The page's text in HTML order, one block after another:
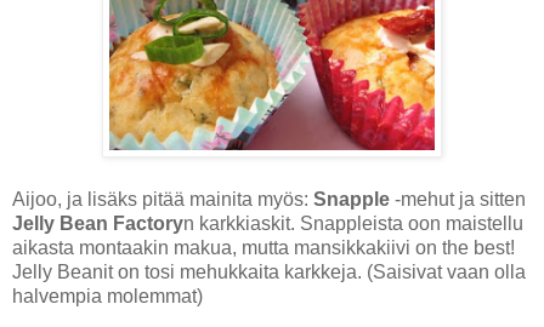
Aijoo, ja lisäks pitää mainita myös: Snapple -mehut ja sitten
Jelly Bean Factoryn karkkiaskit. Snappleista oon maistellu
aikasta montaakin makua, mutta mansikkakiivi on the best!
Jelly Beanit on tosi mehukkaita karkkeja. (Saisivat vaan olla
halvempia molemmat)